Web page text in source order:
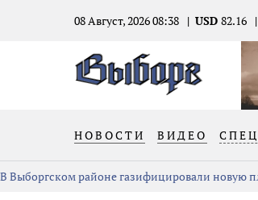
08 Август, 2026 08:38 USD 82.16
НОВОСТИ ВИДЕО
В Выборгском районе газифицировали новую